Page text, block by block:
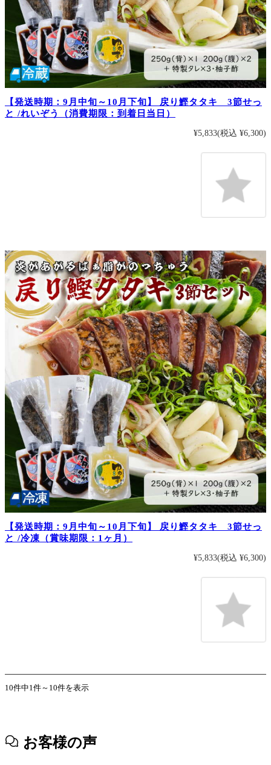
【発送時期：9月中旬～10月下旬】 戻り鰹タタキ 3節せっ
と /れいぞう（消費期限：到着日当日）
¥5,833(税込 ¥6,300)
【発送時期：9月中旬～10月下旬】 戻り鰹タタキ 3節せっ
と /冷凍（賞味期限：1ヶ月）
¥5,833(税込 ¥6,300)
10件中1件～10件を表示
お客様の声